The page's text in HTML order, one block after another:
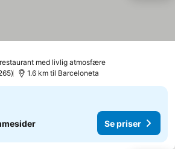
med livlig atmosfære
1.6 km til Barceloneta
Se priser